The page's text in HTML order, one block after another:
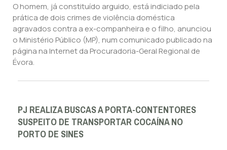
O homem, já constituído arguido, está indiciado pela
prática de dois crimes de violência doméstica
agravados contra a ex-companheira e o filho, anunciou
o Ministério Público (MP), num comunicado publicado na
página na Internet da Procuradoria-Geral Regional de
Évora.
PJ REALIZA BUSCAS A PORTA-CONTENTORES
SUSPEITO DE TRANSPORTAR COCAÍNA NO
PORTO DE SINES